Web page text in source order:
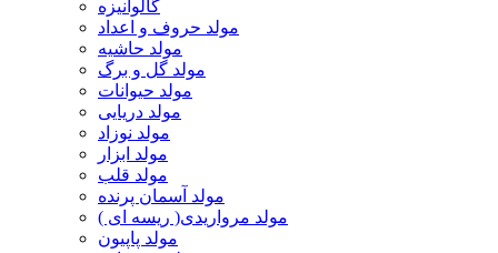
گالوانیزه
مولد حروف و اعداد
مولد حاشیه
مولد گل و برگ
مولد حیوانات
مولد دریایی
مولد نوزاد
مولد ابزار
مولد قلب
مولد آسمان پرنده
مولد مرواریدی( ریسه ای )
مولد پاپیون